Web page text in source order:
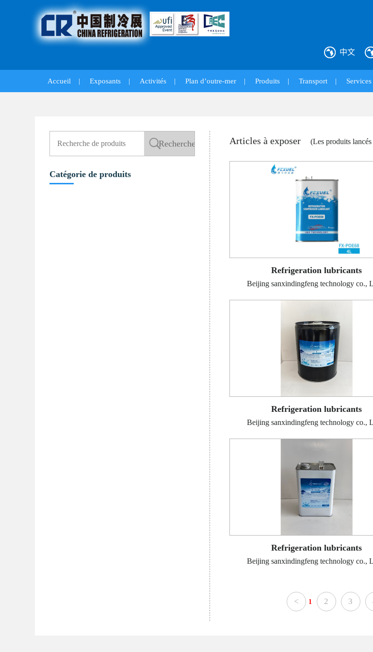
中文
Accueil | Exposants | Activités | Plan d’outre-mer | Produits | Transport |
Catégorie de produits
Articles à exposer (Les produits
Refrigeration lubricants
Beijing sanxindingfeng technology co.,
Refrigeration lubricants
Beijing sanxindingfeng technology co.,
Refrigeration lubricants
Beijing sanxindingfeng technology co.,
< 1 2 3